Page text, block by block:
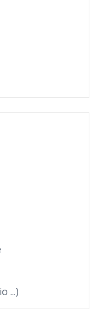
...)